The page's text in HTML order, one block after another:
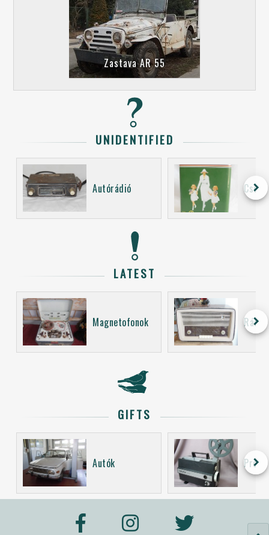
Zastava AR 55
UNIDENTIFIED
Autórádió keyboard_arrow_right
LATEST
Magnetofonok keyboard_arrow_right
GIFTS
Autók keyboard_arrow_right